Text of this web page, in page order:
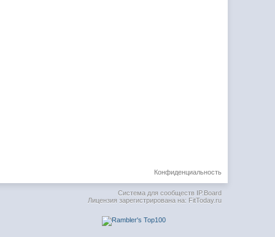
Конфиденциальность
Система для сообществ IP.Board
Лицензия зарегистрирована на: FitToday.ru